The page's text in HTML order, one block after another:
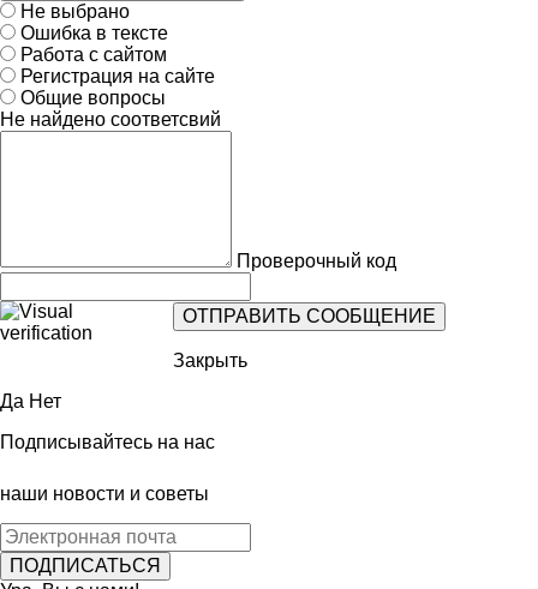
Не выбрано
Ошибка в тексте
Работа с сайтом
Регистрация на сайте
Общие вопросы
Не найдено соответсвий
Проверочный код
Закрыть
Да Нет
Подписывайтесь на нас
наши новости и советы